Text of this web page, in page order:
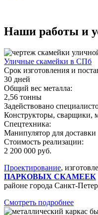
Наши работы и
Уличные скамейки в СПб
Срок изготовления и
30 дней
Общий вес металла:
2,56 тонны
Задействовано
Конструкторы, сварщики,
Спецтехника:
Манипулятор для
Стоимость реализации:
2 200 000 руб.
Проектирование,
ПАРКОВЫХ СКАМЕЕК
районе города Санкт-
Смотреть подробнее